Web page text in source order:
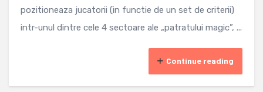
pozitioneaza jucatorii (in functie de un set de criterii)
intr-unul dintre cele 4 sectoare ale „patratului magic”, ...
Continue reading